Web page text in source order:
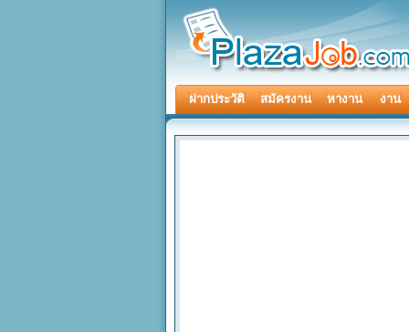
ฝากประวัติ สมัครงาน หางาน งาน